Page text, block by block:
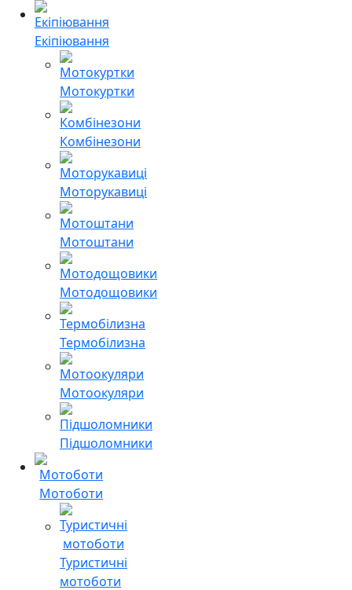
Екіпіювання
Мотокуртки
Комбінезони
Моторукавиці
Мотоштани
Мотодощовики
Термобілизна
Мотоокуляри
Підшоломники
Мотоботи
Туристичні
мотоботи